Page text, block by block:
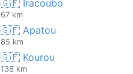
🇬🇫 Iracoubo
67 km
🇬🇫 Apatou
85 km
🇬🇫 Kourou
138 km